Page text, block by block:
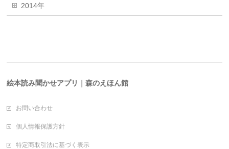
2014年
絵本読み聞かせアプリ｜森のえほん館
お問い合わせ
個人情報保護方針
特定商取引法に基づく表示